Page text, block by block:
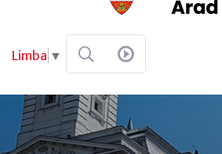
Limba ▼